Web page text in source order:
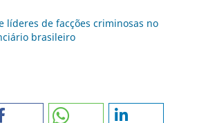
líderes de facções criminosas no
brasileiro